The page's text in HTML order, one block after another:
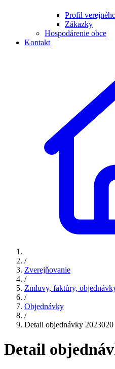
Profil
Zákazky
Hospodárenie obce
Kontakt
/
Zverejňovanie
/
Zmluvy, faktúry,
/
Objednávky
/
Detail objednávky 2023020
Detail